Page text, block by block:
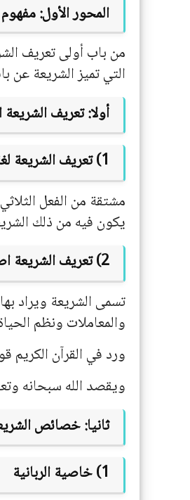
المحور الأول:
من باب أولى تعريف
التي تميز الشريعة عن
أولا: تعريف
1) تعريف الشريعة لغة
مشتقة من الفعل
يكون فيه من ذلك
2) تعريف الشريعة اصطلاحاً
تسمى الشريعة ويراد
والمعاملات ونظم
ورد في القرآن الكريم
ويقصد الله سبحانه
ثانيا: خصائص
1) خاصية الربانية